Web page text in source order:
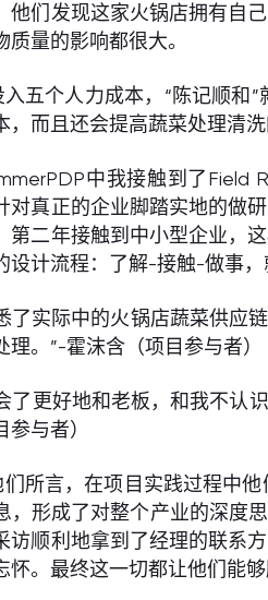
他们发现这家火锅店拥有自
质量的影响都很大。
入五个人力成本，“陈记顺和
，而且还会提高蔬菜处理清
中我接触到了
对真正的企业脚踏实地的做
第二年接触到中小型企业，
设计流程：了解-接触-做事
了实际中的火锅店蔬菜供应
理。”-霍沫含（项目参与者）
了更好地和老板，和我不认
与者）
们所言，在项目实践过程中
，形成了对整个产业的深度
访顺利地拿到了经理的联系
怀。最终这一切都让他们能